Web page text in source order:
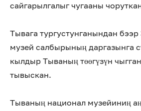
сайгарылгалыг чугааны
Тывага тургустунганындан
музей салбырының даргазынга
кылдыр Тываның төөгүзүн
тывыскан.
Тываның национал музейиниң